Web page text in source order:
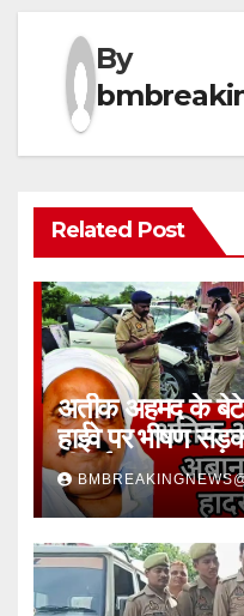
By
Related Post
अतीक अहमद के बेटे
हाईवे पर भीषण
भी गई जान